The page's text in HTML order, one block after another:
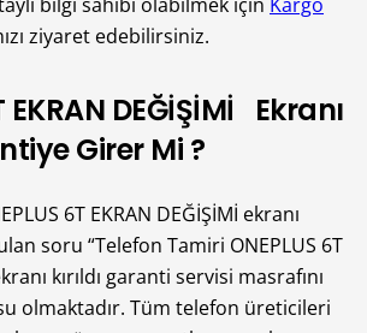
ziyaret edebilirsiniz.
EKRAN DEĞİŞİMİ Ekranı
Girer Mi ?
6T EKRAN DEĞİŞİMİ ekranı
soru “Telefon Tamiri ONEPLUS 6T
kırıldı garanti servisi masrafını
olmaktadır. Tüm telefon üreticileri